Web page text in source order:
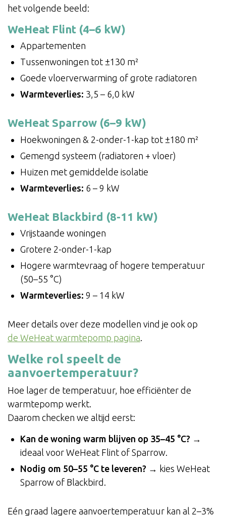
het volgende beeld:
WeHeat Flint (4–6 kW)
Appartementen
Tussenwoningen tot ±130 m²
Goede vloerverwarming of grote radiatoren
Warmteverlies: 3,5 – 6,0 kW
WeHeat Sparrow (6–9 kW)
Hoekwoningen & 2-onder-1-kap tot ±180 m²
Gemengd systeem (radiatoren + vloer)
Huizen met gemiddelde isolatie
Warmteverlies: 6 – 9 kW
WeHeat Blackbird (8-11 kW)
Vrijstaande woningen
Grotere 2-onder-1-kap
Hogere warmtevraag of hogere temperatuur
(50–55 °C)
Warmteverlies: 9 – 14 kW
Meer details over deze modellen vind je ook op
de WeHeat warmtepomp pagina.
Welke rol speelt de
aanvoertemperatuur?
Hoe lager de temperatuur, hoe efficiënter de
warmtepomp werkt.
Daarom checken we altijd eerst:
Kan de woning warm blijven op 35–45 °C? →
ideaal voor WeHeat Flint of Sparrow.
Nodig om 50–55 °C te leveren? → kies WeHeat
Sparrow of Blackbird.
Eén graad lagere aanvoertemperatuur kan al 2–3%